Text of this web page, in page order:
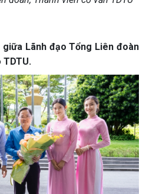
Lãnh đạo Tổng Liên đoàn
TDTU.